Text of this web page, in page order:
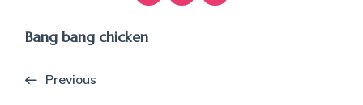
Bang bang chicken
Previous